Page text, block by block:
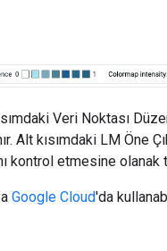
Veri Noktası
Alt kısımdaki LM Öne
kontrol etmesine olanak
Google Cloud'da